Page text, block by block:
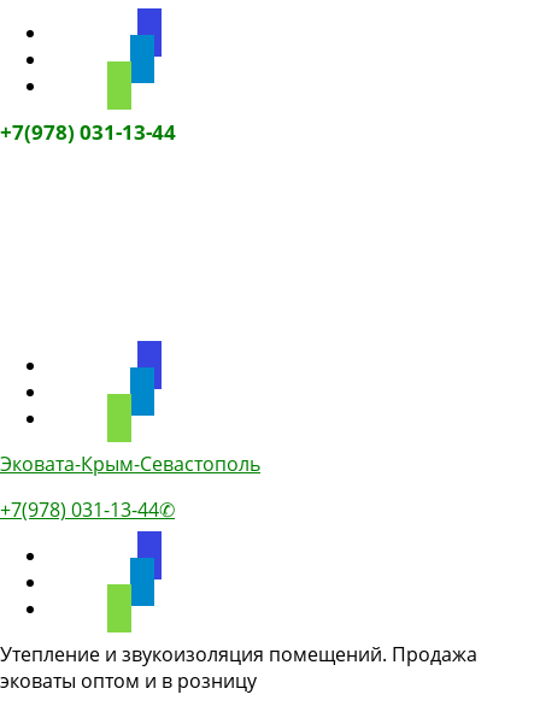
discourse
telegram
+7(978) 031-13-44
discourse
telegram
Эковата-Крым-Севастополь
+7(978) 031-13-44✆
discourse
telegram
Утепление и звукоизоляция помещений. Продажа
эковаты оптом и в розницу